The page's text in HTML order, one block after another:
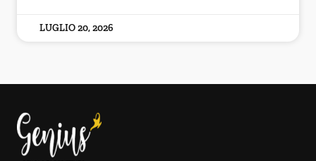
LUGLIO 20, 2026